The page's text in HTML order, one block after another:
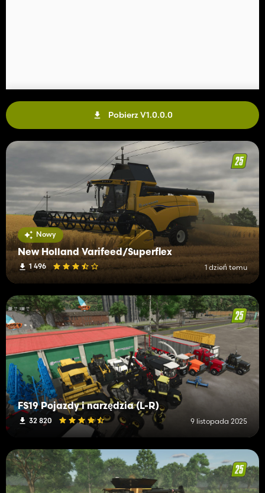
Pobierz V1.0.0.0
Nowy
New Holland Varifeed/Superflex
1 496 1 dzień temu
FS19 Pojazdy i narzędzia (L-R)
32 820 9 listopada 2025